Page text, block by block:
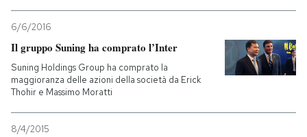
PODCAST
NEWSLETTER
6/6/2016
Il gruppo Suning ha comprato l’Inter
Suning Holdings Group ha comprato la
maggioranza delle azioni della società da Erick
Thohir e Massimo Moratti
8/4/2015